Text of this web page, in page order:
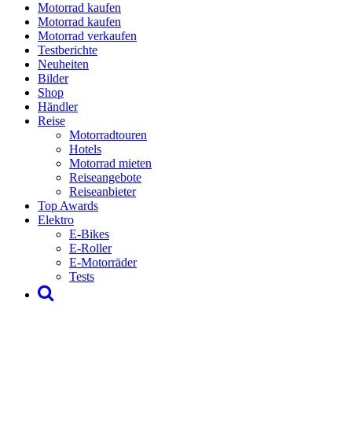
Motorrad kaufen
Motorrad kaufen
Motorrad verkaufen
Testberichte
Neuheiten
Bilder
Shop
Händler
Reise
Motorradtouren
Hotels
Motorrad mieten
Reiseangebote
Reiseanbieter
Top Awards
Elektro
E-Bikes
E-Roller
E-Motorräder
Tests